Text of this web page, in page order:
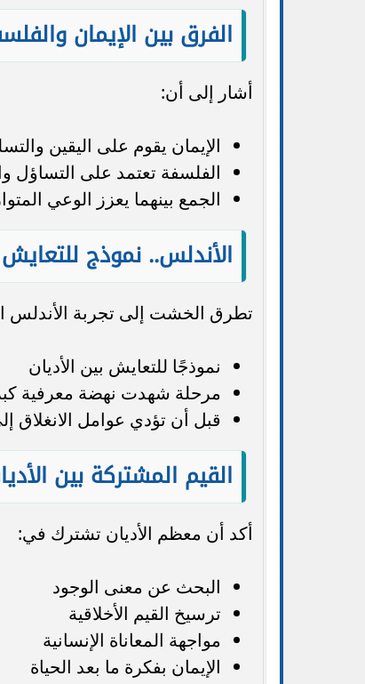
الفرق بين الإيمان
أشار إلى أن:
الإيمان يقوم على اليقين
الفلسفة تعتمد على التساؤل
الجمع بينهما يعزز الوعي
الأندلس.. نموذج
تطرق الخشت إلى تجربة الأندلس
نموذجًا للتعايش بين الأديان
مرحلة شهدت نهضة معرفية
قبل أن تؤدي عوامل الانغلاق
القيم المشتركة بين
أكد أن معظم الأديان تشترك في:
البحث عن معنى الوجود
ترسيخ القيم الأخلاقية
مواجهة المعاناة الإنسانية
الإيمان بفكرة ما بعد الحياة